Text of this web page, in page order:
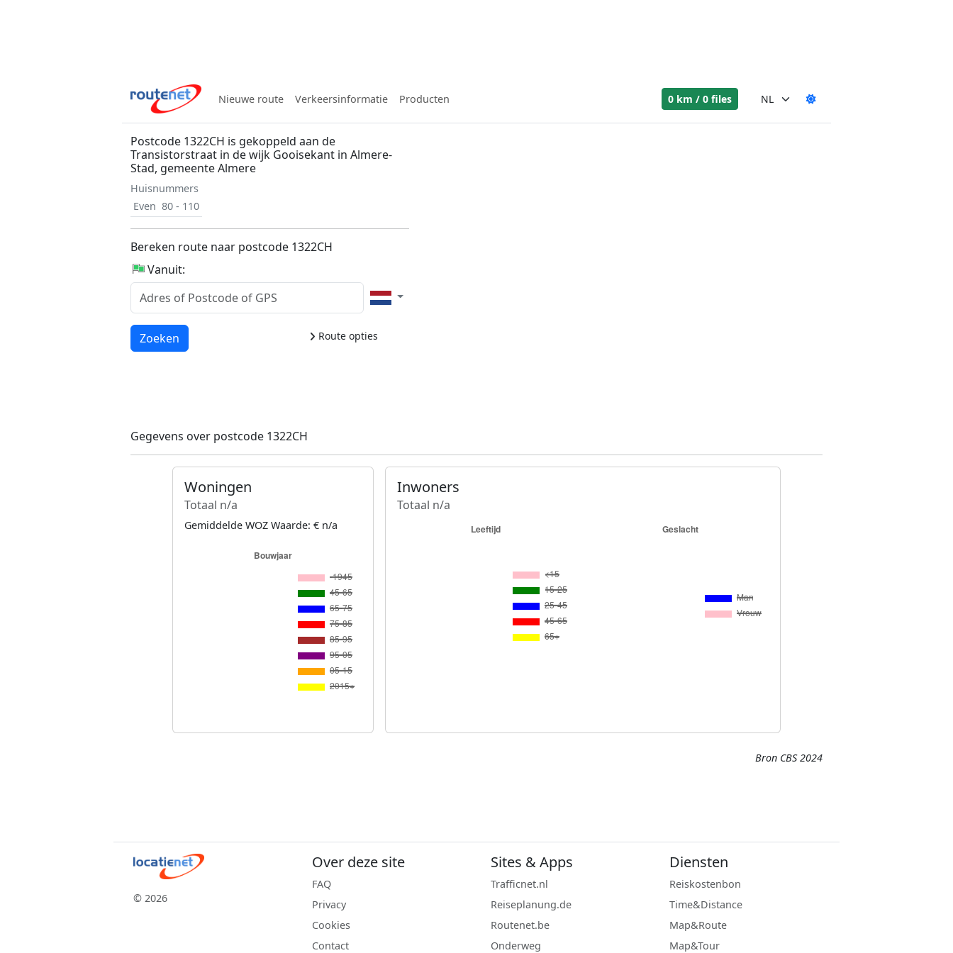
Nieuwe route Verkeersinformatie Producten 0 km / 0 files
Postcode 1322CH is gekoppeld aan de
Transistorstraat in de wijk Gooisekant in Almere-
Stad, gemeente Almere
Huisnummers
Even 80 - 110
Bereken route naar postcode 1322CH
Vanuit:
Route opties
Laden...
Zoeken
Gegevens over postcode 1322CH
Woningen
Totaal n/a
Gemiddelde WOZ Waarde: € n/a
Inwoners
Totaal n/a
Bron CBS 2024
© 2026
Over deze site
FAQ
Privacy
Cookies
Contact
Sites & Apps
Trafficnet.nl
Reiseplanung.de
Routenet.be
Onderweg
Diensten
Reiskostenbon
Time&Distance
Map&Route
Map&Tour